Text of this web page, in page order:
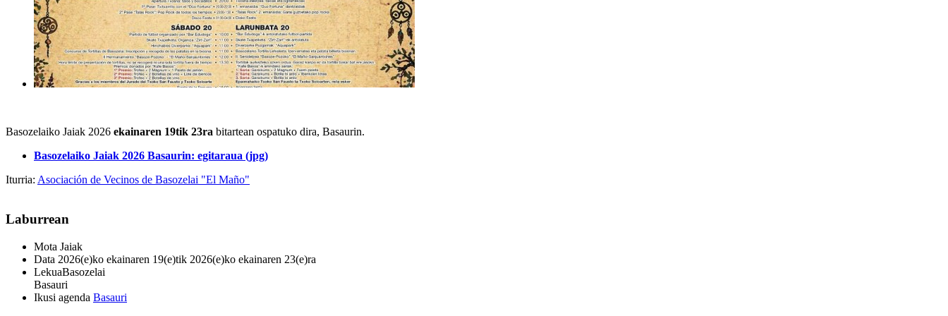
Basozelaiko Jaiak 2026 ekainaren 19tik 23ra bitartean ospatuko dira, Basaurin.
Basozelaiko Jaiak 2026 Basaurin: egitaraua (jpg)
Iturria: Asociación de Vecinos de Basozelai "El Maño"
Laburrean
Mota Jaiak
Data 2026(e)ko ekainaren 19(e)tik 2026(e)ko ekainaren 23(e)ra
LekuaBasozelai
Basauri
Ikusi agenda Basauri